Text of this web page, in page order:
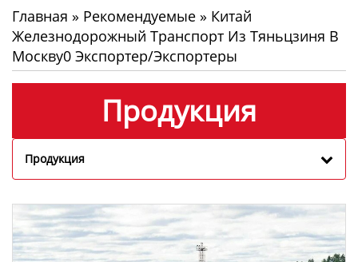
Главная » Рекомендуемые » Китай
Железнодорожный Транспорт Из Тяньцзиня В
Москву0 Экспортер/экспортеры
Продукция
Продукция